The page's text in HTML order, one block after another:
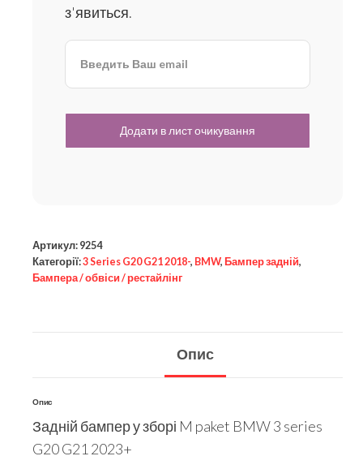
з'явиться.
Артикул: 9254
Категорії:3 Series G20 G21 2018-, BMW, Бампер задній,
Бампера / обвіси / рестайлінг
Опис
Опис
Задній бампер у зборі M paket BMW 3 series
G20 G21 2023+